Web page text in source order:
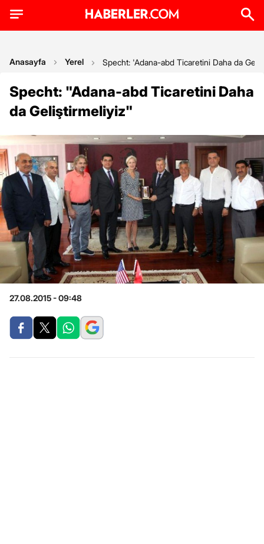
Anasayfa Yerel Specht: 'Adana-abd Ticaretini Daha da
Specht: "Adana-abd Ticaretini Daha
da Geliştirmeliyiz"
27.08.2015 - 09:48